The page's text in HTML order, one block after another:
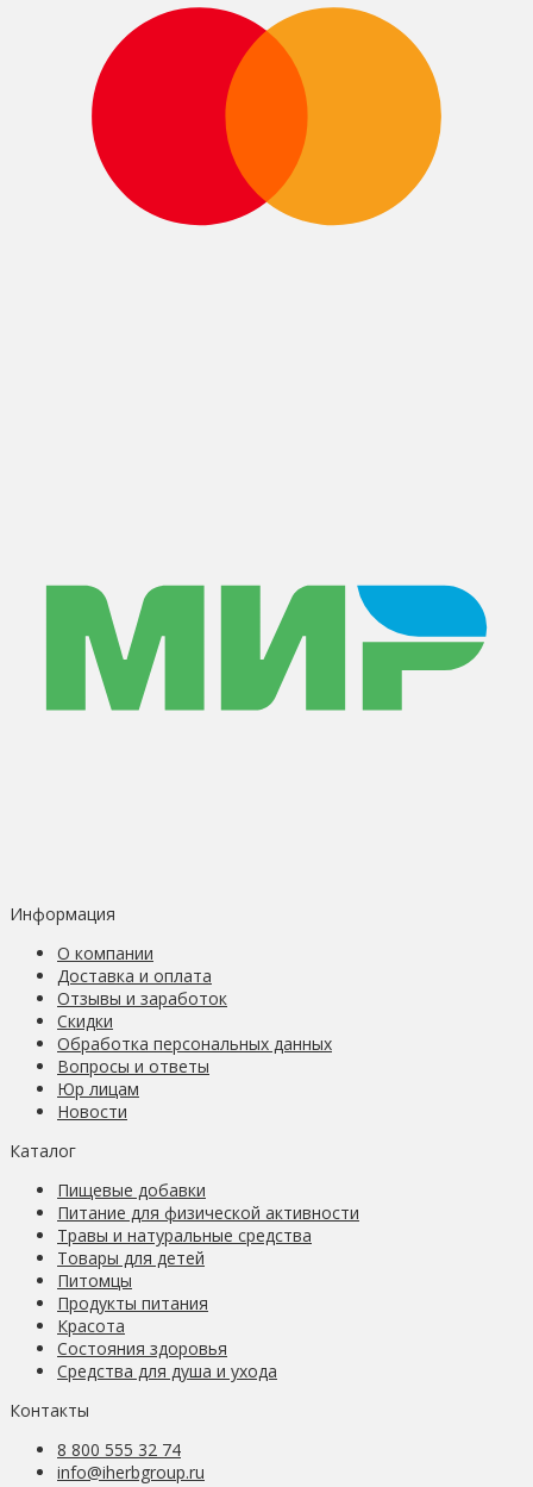
Информация
О компании
Доставка и оплата
Отзывы и заработок
Скидки
Обработка персональных данных
Вопросы и ответы
Юр лицам
Новости
Каталог
Пищевые добавки
Питание для физической активности
Травы и натуральные средства
Товары для детей
Питомцы
Продукты питания
Красота
Состояния здоровья
Средства для душа и ухода
Контакты
8 800 555 32 74
info@iherbgroup.ru